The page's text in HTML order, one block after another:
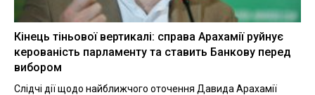
Кінець тіньової вертикалі: справа Арахамії руйнує
керованість парламенту та ставить Банкову перед
вибором
Слідчі дії щодо найближчого оточення Давида Арахамії